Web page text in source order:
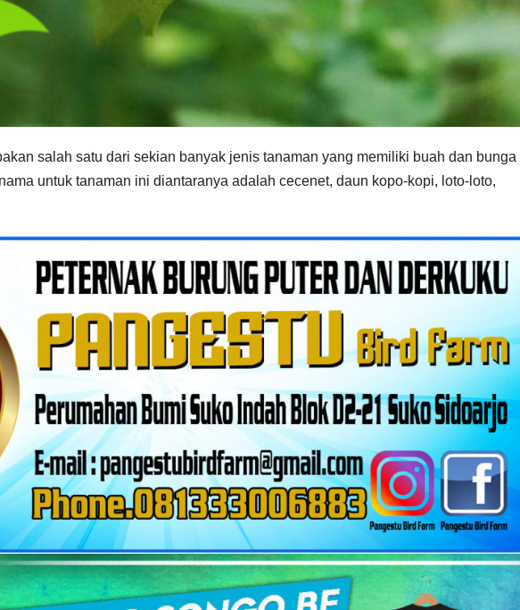
salah satu dari sekian banyak jenis tanaman yang memiliki buah dan bunga
untuk tanaman ini diantaranya adalah cecenet, daun kopo-kopi, loto-loto,